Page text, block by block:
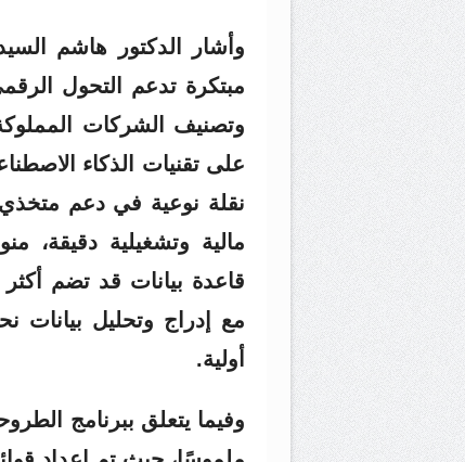
وأشار الدكتور هاشم
مبتكرة تدعم التحول
وتصنيف الشركات
على تقنيات الذكاء
نقلة نوعية في دعم متخذي
مالية وتشغيلية
أولية.
وفيما يتعلق ببرنامج